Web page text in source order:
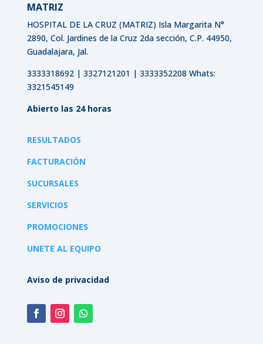
MATRIZ
HOSPITAL DE LA CRUZ (MATRIZ) Isla Margarita N°
2890, Col. Jardines de la Cruz 2da sección, C.P. 44950,
Guadalajara, Jal.
3333318692 | 3327121201 | 3333352208 Whats:
3321545149
Abierto las 24 horas
RESULTADOS
FACTURACIÓN
SUCURSALES
SERVICIOS
PROMOCIONES
UNETE AL EQUIPO
Aviso de privacidad